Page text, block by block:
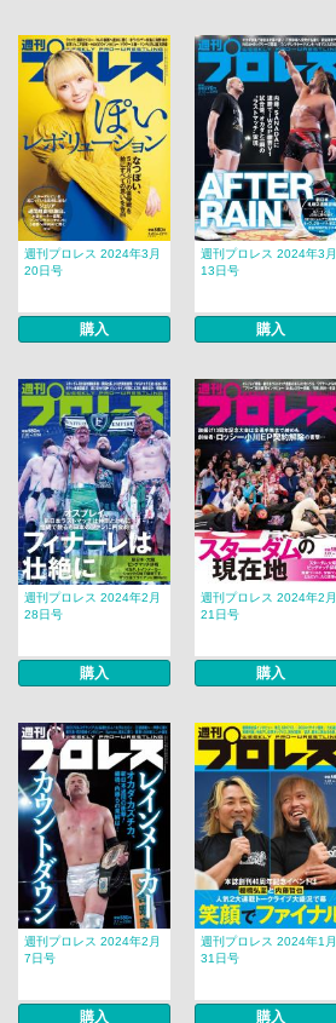
週刊プロレス 2024年3月
20日号
購入
週刊プロレス 2024年3月
13日号
購入
週刊プロレス 2024年2月
28日号
購入
週刊プロレス 2024年2月
21日号
購入
週刊プロレス 2024年2月
7日号
購入
週刊プロレス 2024年1月
31日号
購入